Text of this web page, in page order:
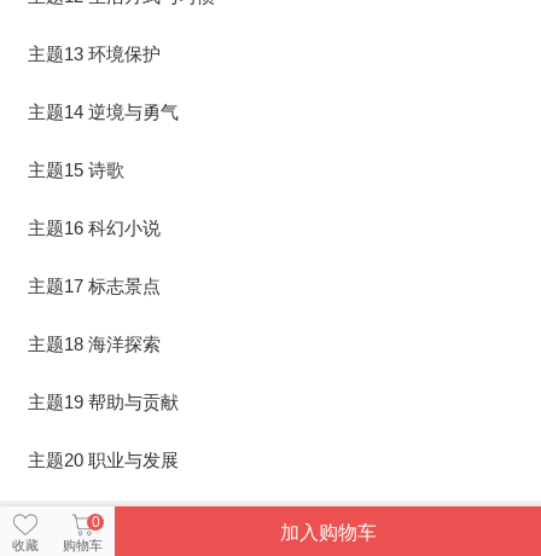
主题13 环境保护
主题14 逆境与勇气
主题15 诗歌
主题16 科幻小说
主题17 标志景点
主题18 海洋探索
主题19 帮助与贡献
主题20 职业与发展
收藏
0
购物车
加入购物车